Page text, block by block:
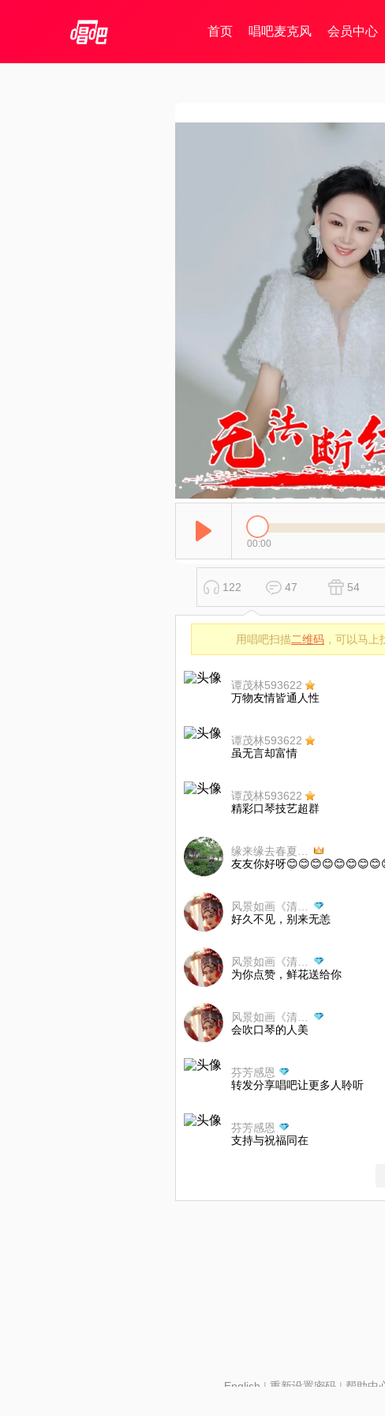
首页 唱吧麦克风 会员中心
00:00
122 47 54
用唱吧扫描二维码 ，可以马
谭茂林593622
万物友情皆通人性
谭茂林593622
虽无言却富情
谭茂林593622
精彩口琴技艺超群
友友你好呀
好久不见，别来无恙
为你点赞，鲜花送给你
会吹口琴的人美
芬芳感恩
转发分享唱吧让更多人聆听
芬芳感恩
支持与祝福同在
English | 重新设置密码| 帮助中